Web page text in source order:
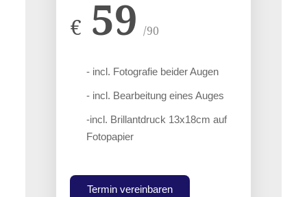
€ 59 /90
- incl. Fotografie beider Augen
- incl. Bearbeitung eines Auges
-incl. Brillantdruck 13x18cm auf
Fotopapier
Termin vereinbaren